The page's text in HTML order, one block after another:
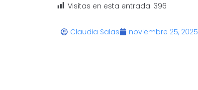
Visitas en esta entrada: 396
Claudia Salas noviembre 25, 2025